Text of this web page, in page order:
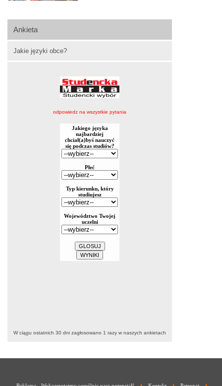
Ankieta
Jakie języki obce?
odpowiedz na wszystkie pytania
W ciągu ostatnich 30 dni zagłosowano 1 razy w naszych ankietach